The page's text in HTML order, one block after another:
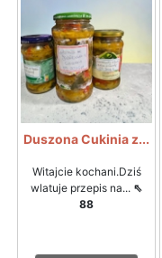
Duszona Cukinia z...
Witajcie kochani.Dziś
wlatuje przepis na... ⇖
88